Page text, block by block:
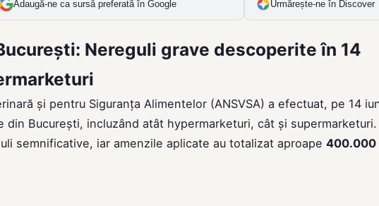
Adaugă-ne ca sursă preferată în Google Urmărește-ne în Discover
Nereguli grave descoperite în 14
și pentru Siguranța Alimentelor (ANSVSA) a efectuat, pe 14
București, incluzând atât hypermarketuri, cât și supermarketuri.
semnificative, iar amenzile aplicate au totalizat aproape 400.000